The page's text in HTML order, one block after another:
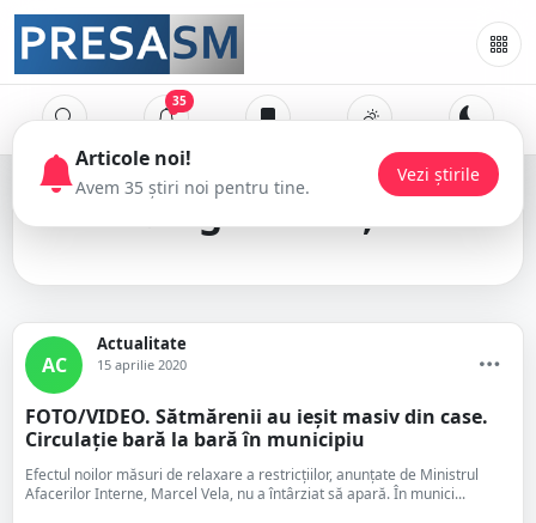
35
aglomerație
AC
Actualitate
15 aprilie 2020
FOTO/VIDEO. Sătmărenii au ieșit masiv din case.
Circulație bară la bară în municipiu
Efectul noilor măsuri de relaxare a restricțiilor, anunțate de Ministrul
Afacerilor Interne, Marcel Vela, nu a întârziat să apară. În munici...